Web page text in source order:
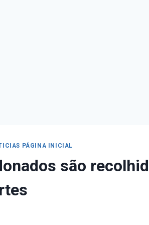
PÁGINA INICIAL
são